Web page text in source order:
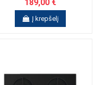
189,00 €
Į krepšelį